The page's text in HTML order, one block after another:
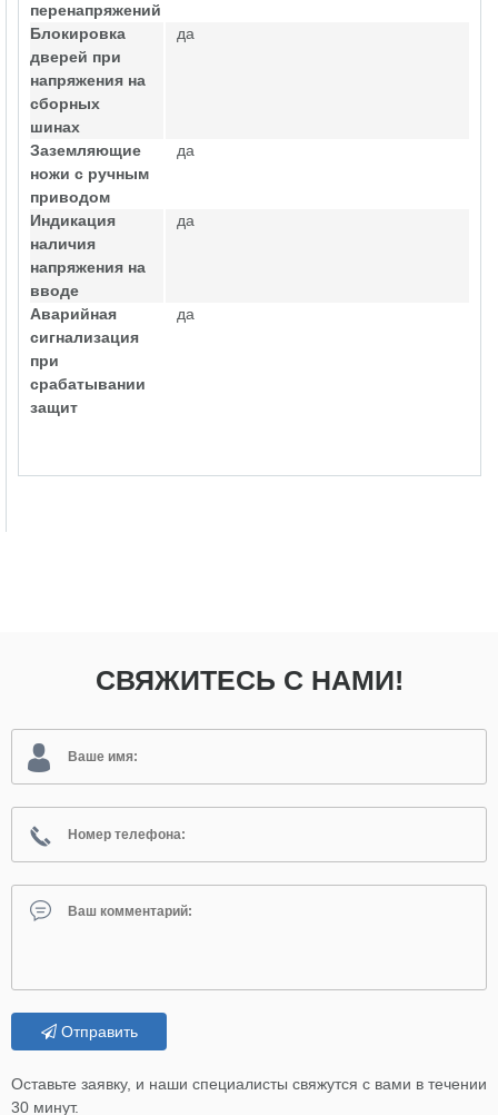
перенапряжений
Блокировка
дверей при
напряжения на
сборных
шинах
да
Заземляющие
ножи с ручным
приводом
да
Индикация
наличия
напряжения на
вводе
да
Аварийная
сигнализация
при
срабатывании
защит
да
СВЯЖИТЕСЬ С НАМИ!
Отправить
Оставьте заявку, и наши специалисты свяжутся с вами в течении
30 минут.